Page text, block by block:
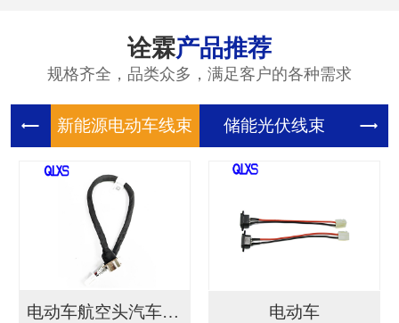
诠霖产品推荐
规格齐全，品类众多，满足客户的各种需求
新能源电 储能光伏
电动车航空头汽车连接... 电动车